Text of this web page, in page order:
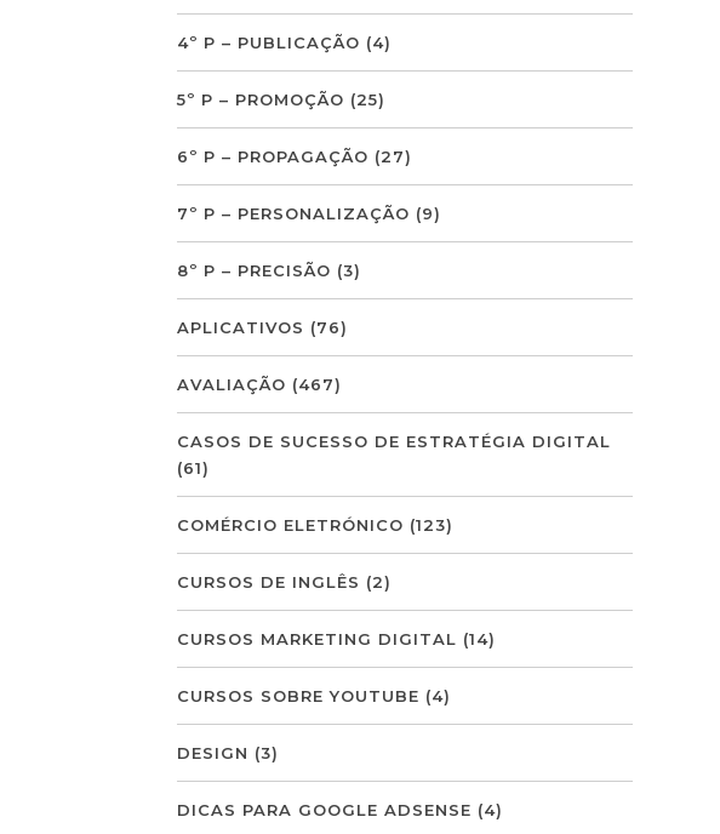
4º P – PUBLICAÇÃO (4)
5º P – PROMOÇÃO (25)
6º P – PROPAGAÇÃO (27)
7º P – PERSONALIZAÇÃO (9)
8º P – PRECISÃO (3)
APLICATIVOS (76)
AVALIAÇÃO (467)
CASOS DE SUCESSO DE ESTRATÉGIA DIGITAL
(61)
COMÉRCIO ELETRÓNICO (123)
CURSOS DE INGLÊS (2)
CURSOS MARKETING DIGITAL (14)
CURSOS SOBRE YOUTUBE (4)
DESIGN (3)
DICAS PARA GOOGLE ADSENSE (4)